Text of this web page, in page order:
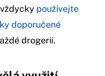
používejte
doporučené
drogerii.